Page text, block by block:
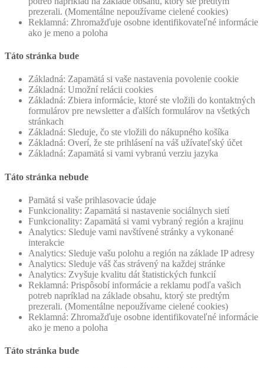
prezerali. (Momentálne nepoužívame cielené cookies)
Reklamná: Zhromažďuje osobne identifikovateľné informácie
ako je meno a poloha
Táto stránka bude
Základná: Zapamätá si vaše nastavenia povolenie cookie
Základná: Umožní relácii cookies
Základná: Zbiera informácie, ktoré ste vložili do kontaktných
formulárov pre newsletter a ďalších formulárov na všetkých
stránkach
Základná: Sleduje, čo ste vložili do nákupného košíka
Základná: Overí, že ste prihlásení na váš užívateľský účet
Základná: Zapamätá si vami vybranú verziu jazyka
Táto stránka nebude
Pamätá si vaše prihlasovacie údaje
Funkcionality: Zapamätá si nastavenie sociálnych sietí
Funkcionality: Zapamätá si vami vybraný región a krajinu
Analytics: Sleduje vami navštívené stránky a vykonané
interakcie
Analytics: Sleduje vašu polohu a región na základe IP adresy
Analytics: Sleduje váš čas strávený na každej stránke
Analytics: Zvyšuje kvalitu dát štatistických funkcií
Reklamná: Prispôsobí informácie a reklamu podľa vašich
potreb napríklad na základe obsahu, ktorý ste predtým
prezerali. (Momentálne nepoužívame cielené cookies)
Reklamná: Zhromažďuje osobne identifikovateľné informácie
ako je meno a poloha
Táto stránka bude